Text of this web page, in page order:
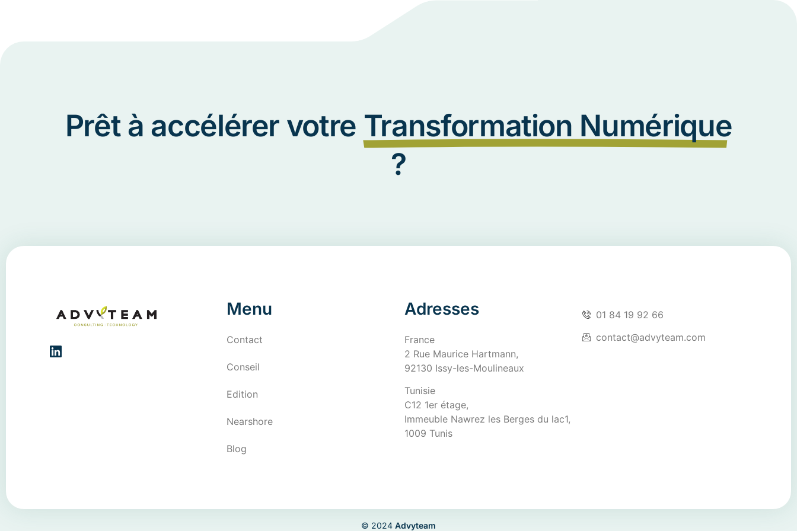
Prêt à accélérer votre Transformation Numérique
?
Menu
Contact
Conseil
Edition
Nearshore
Blog
Adresses
France
2 Rue Maurice Hartmann,
92130 Issy-les-Moulineaux
Tunisie
C12 1er étage,
Immeuble Nawrez les Berges du lac1,
1009 Tunis
01 84 19 92 66
contact@advyteam.com
© 2024 Advyteam